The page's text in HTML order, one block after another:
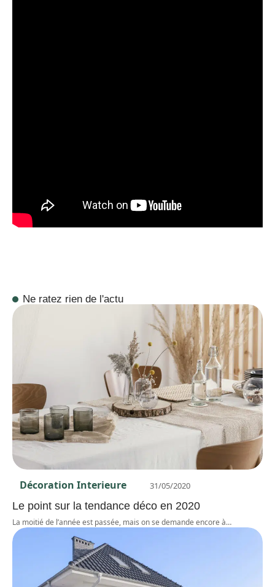
Ne ratez rien de l'actu
Décoration Interieure 31/05/2020
Le point sur la tendance déco en 2020
La moitié de l’année est passée, mais on se demande encore à…